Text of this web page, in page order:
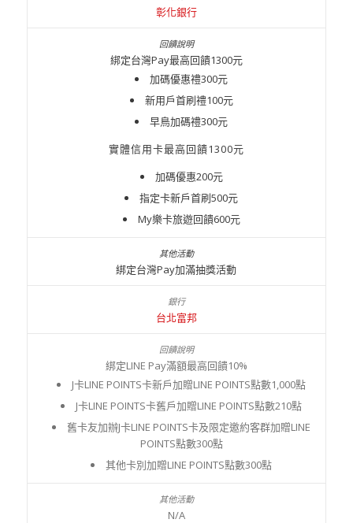
彰化銀行
綁定台灣Pay最高回饋1300元
加碼優惠禮300元
新用戶首刷禮100元
早鳥加碼禮300元
實體信用卡最高回饋1300元
加碼優惠200元
指定卡新戶首刷500元
My樂卡旅遊回饋600元
綁定台灣Pay加滿抽獎活動
台北富邦
綁定LINE Pay滿額最高回饋10%
J卡LINE POINTS卡新戶加贈LINE POINTS點數1,000點
J卡LINE POINTS卡舊戶加贈LINE POINTS點數210點
舊卡友加辦J卡LINE POINTS卡及限定邀約客群加贈LINE
POINTS點數300點
其他卡別加贈LINE POINTS點數300點
N/A